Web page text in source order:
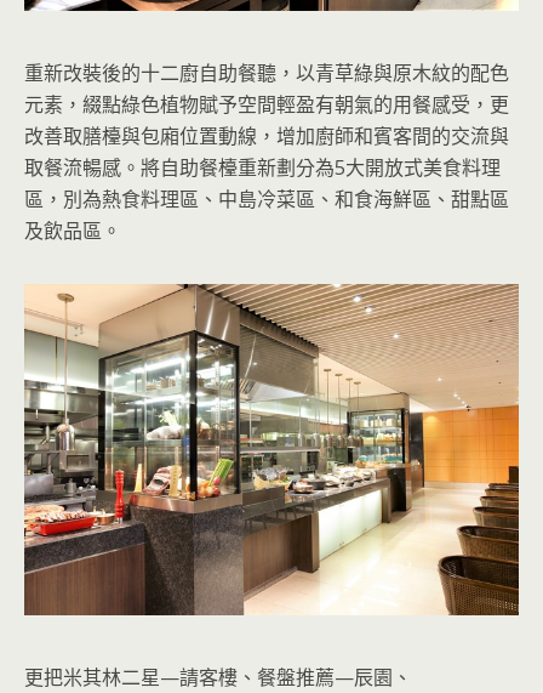
重新改裝後的十二廚自助餐聽，以青草綠與原木紋的配色
元素，綴點綠色植物賦予空間輕盈有朝氣的用餐感受，更
改善取膳檯與包廂位置動線，增加廚師和賓客間的交流與
取餐流暢感。將自助餐檯重新劃分為5大開放式美食料理
區，別為熱食料理區、中島冷菜區、和食海鮮區、甜點區
及飲品區。
更把米其林二星—請客樓、餐盤推薦—辰園、